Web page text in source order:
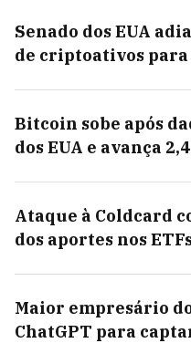
Senado dos EUA
de criptoativos
Bitcoin sobe após
dos EUA e avança
Ataque à Coldcard
dos aportes nos
Maior empresário
ChatGPT para